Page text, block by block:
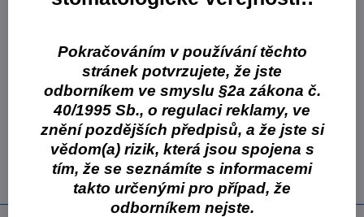
refluxem ze systému sání
Varianty balení:
Více z kategorie
Dürr Dezinfekce a ochrana
Savky, kelímky, gázy VÝPRODEJ
Pokračováním v používání těchto
stránek potvrzujete, že jste
odborníkem ve smyslu §2a zákona č.
40/1995 Sb., o regulaci reklamy, ve
znění pozdějších předpisů, a že jste si
vědom(a) rizik, která jsou spojena s
tím, že se seznámíte s informacemi
takto určenými pro případ, že
odborníkem nejste.